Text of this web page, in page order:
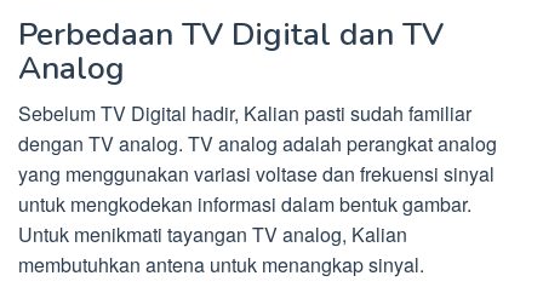
Perbedaan TV Digital dan TV
Analog
Sebelum TV Digital hadir, Kalian pasti sudah familiar
dengan TV analog. TV analog adalah perangkat analog
yang menggunakan variasi voltase dan frekuensi sinyal
untuk mengkodekan informasi dalam bentuk gambar.
Untuk menikmati tayangan TV analog, Kalian
membutuhkan antena untuk menangkap sinyal.